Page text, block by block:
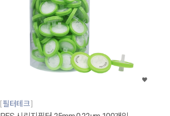
필터테크